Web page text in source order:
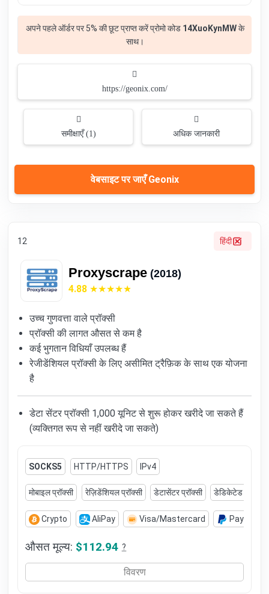
अपने पहले ऑर्डर पर 5% की छूट प्राप्त करें प्रोमो कोड 14XuoKynMWके
साथ।
https://geonix.com/
समीक्षाएँ (1) अधिक जानकारी
वेबसाइट पर जाएँ Geonix
12 हिंदी
Proxyscrape (2018)
4.88
उच्च गुणवत्ता वाले प्रॉक्सी
प्रॉक्सी की लागत औसत से कम है
कई भुगतान विधियाँ उपलब्ध हैं
रेजीडेंशियल प्रॉक्सी के लिए असीमित ट्रैफ़िक के साथ एक योजना
है
डेटा सेंटर प्रॉक्सी 1,000 यूनिट से शुरू होकर खरीदे जा सकते हैं
(व्यक्तिगत रूप से नहीं खरीदे जा सकते)
SOCKS5 HTTP/HTTPS IPv4
मोबाइल प्रॉक्सी रेज़िडेंशियल प्रॉक्सी डेटासेंटर प्रॉक्सी डेडिकेटेड डेटासेंटर
Crypto AliPay Visa/Mastercard PayPal
औसत मूल्य: $112.94 ?
विवरण